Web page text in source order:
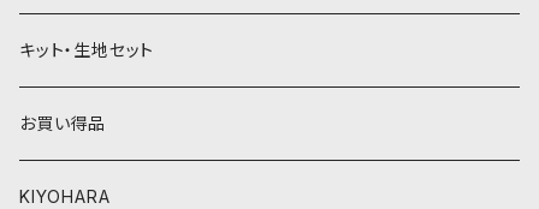
黄色・クリーム系
ベージュ・ブラウン系
黄色・クリーム系
ベージュ・ブラウン系
キット・生地セット
お買い得品
KIYOHARA